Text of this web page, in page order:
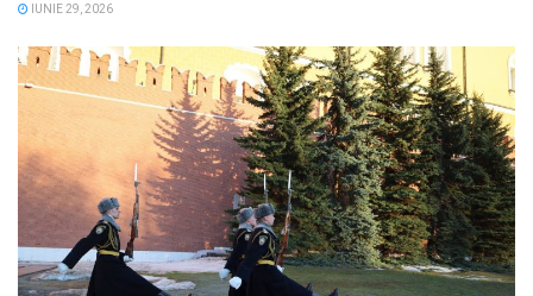
IUNIE 29, 2026